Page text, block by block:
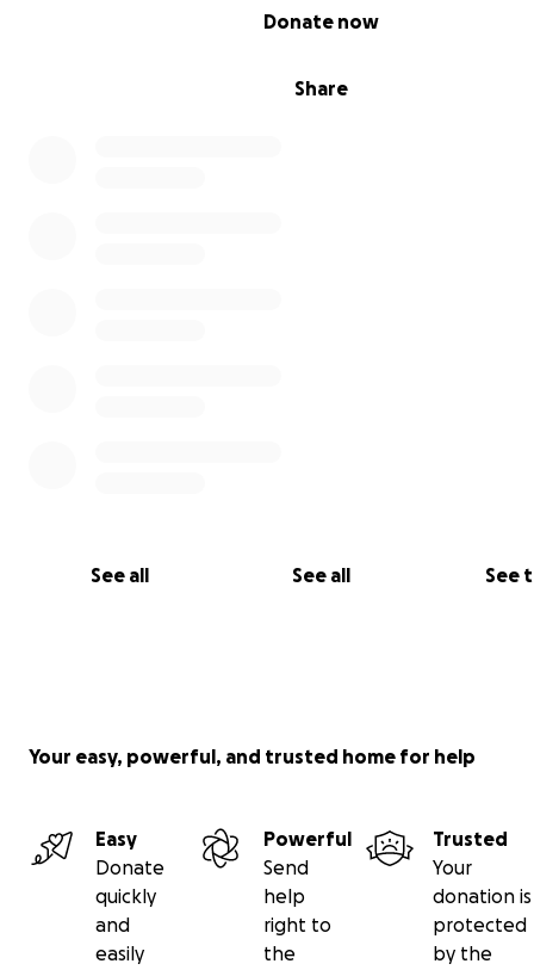
Share
Donate now
See all See all See
Your easy, powerful, and trusted home for help
Easy
Donate
quickly
and
easily
Powerful
Send
help
right to
the
Trusted
Your
donation is
protected
by the